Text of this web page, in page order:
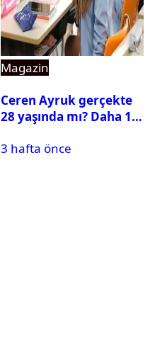
Magazin
Ceren Ayruk gerçekte
28 yaşında mı? Daha 17
3 hafta önce